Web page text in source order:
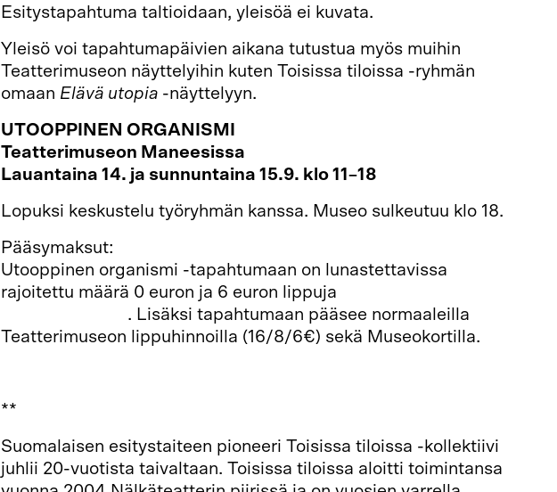
Esitystapahtuma taltioidaan, yleisöä ei kuvata.
Yleisö voi tapahtumapäivien aikana tutustua myös muihin
Teatterimuseon näyttelyihin kuten Toisissa tiloissa -ryhmän
omaan Elävä utopia -näyttelyyn.
UTOOPPINEN ORGANISMI
Teatterimuseon Maneesissa
Lauantaina 14. ja sunnuntaina 15.9. klo 11–18
Lopuksi keskustelu työryhmän kanssa. Museo sulkeutuu klo 18.
Pääsymaksut:
Utooppinen organismi -tapahtumaan on lunastettavissa
rajoitettu määrä 0 euron ja 6 euron lippuja
. Lisäksi tapahtumaan pääsee normaaleilla
Teatterimuseon lippuhinnoilla (16/8/6€) sekä Museokortilla.
**
Suomalaisen esitystaiteen pioneeri Toisissa tiloissa -kollektiivi
juhlii 20-vuotista taivaltaan. Toisissa tiloissa aloitti toimintansa